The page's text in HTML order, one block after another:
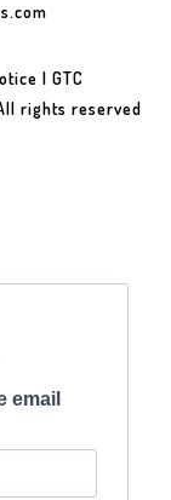
| GTC
rights reserved